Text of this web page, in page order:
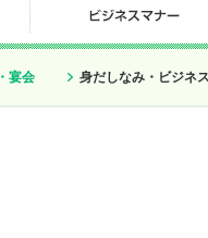
宴会 身だしなみ・ビジネ